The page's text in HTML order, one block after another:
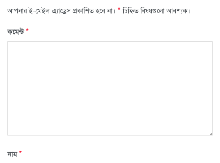
আপনার ই-মেইল এ্যাড্রেস প্রকাশিত হবে না। * চিহ্নিত বিষয়গুলো আবশ্যক।
কমেন্ট*
নাম*